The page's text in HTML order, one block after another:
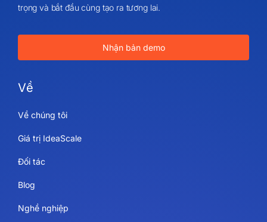
trọng và bắt đầu cùng tạo ra tương lai.
Nhận bản demo
Về
Về chúng tôi
Giá trị IdeaScale
Đối tác
Blog
Nghề nghiệp